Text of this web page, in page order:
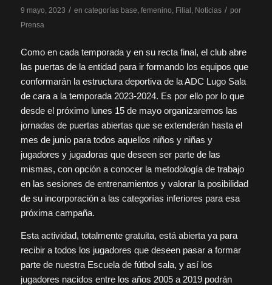
9 mayo, 2023 / en categorías base, femenino, Filial , Noticias / por
Prensa
Como en cada temporada y en su recta final, el club abre
las puertas de la entidad para ir formando los equipos que
conformarán la estructura deportiva de la ADC Lugo Sala
de cara a la temporada 2023-2024. Es por ello por lo que
desde el próximo lunes 15 de mayo organizaremos las
jornadas de puertas abiertas que se extenderán hasta el
mes de junio para todos aquellos niños y niñas y
jugadores y jugadoras que deseen ser parte de las
mismas, con opción a conocer la metodología de trabajo
en las sesiones de entrenamientos y valorar la posibilidad
de su incorporación a las categorías inferiores para esa
próxima campaña.
Esta actividad, totalmente gratuita, está abierta ya para
recibir a todos los jugadores que deseen pasar a formar
parte de nuestra Escuela de fútbol sala, y así los
jugadores nacidos entre los años 2005 a 2019 podrán